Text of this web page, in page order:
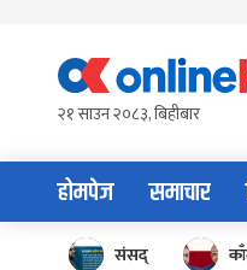
content२१ साउन २०८३, बिहीबार
होमपेज समाचार
संसद्